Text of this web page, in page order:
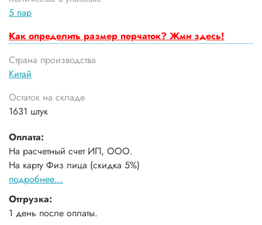
5 пар
Как определить размер перчаток? Жми здесь!
Страна производства
Китай
Остаток на складе
1631 штук
Оплата:
На расчетный счет ИП, ООО.
На карту Физ лица (скидка 5%)
подробнее...
Отгрузка:
1 день после оплаты.